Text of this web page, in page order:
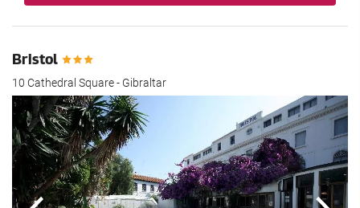
Bristol
10 Cathedral Square - Gibraltar